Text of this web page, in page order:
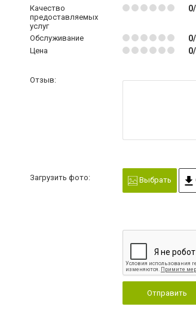
Качество
предоставляемых
услуг
Обслуживание
Цена
Отзыв:
Загрузить фото: Выбрать
Отправить